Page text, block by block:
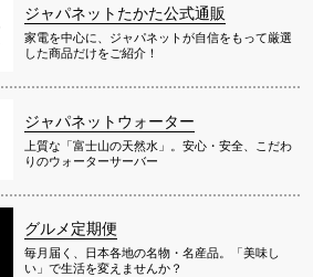
ジャパネットたかた公式通販
家電を中心に、ジャパネットが自信をもって厳選
した商品だけをご紹介！
ジャパネットウォーター
上質な「富士山の天然水」。安心・安全、こだわ
りのウォーターサーバー
グルメ定期便
毎月届く、日本各地の名物・名産品。「美味し
い」で生活を変えませんか？